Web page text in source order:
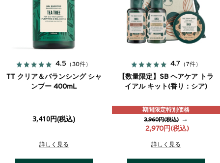
4.5 （30件）
TT クリア＆バランシング シャ
ンプー 400mL
3,410円(税込)
詳しく見る
4.7 （7件）
【数量限定】SB ヘアケア トラ
イアル キット(香り：シア)
期間限定特別価格
3,960円(税込) →
2,970円(税込)
詳しく見る